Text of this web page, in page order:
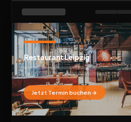
Restaurant Leipzig
Jetzt Termin buchen →